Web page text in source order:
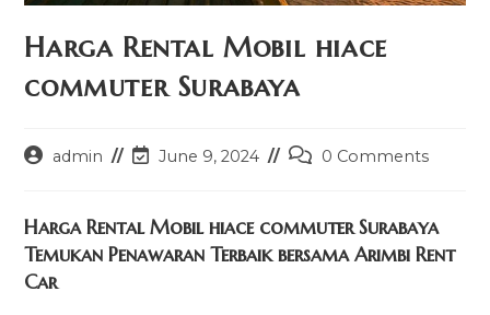
Harga Rental Mobil hiace
commuter Surabaya
Postadmin
PostJune 9, 2024
Post0 Comments
Harga Rental Mobil hiace commuter Surabaya
Temukan Penawaran Terbaik bersama Arimbi Rent
Car